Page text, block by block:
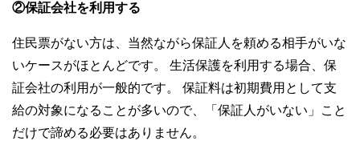
②保証会社を利用する
住民票がない方は、当然ながら保証人を頼める相手がいな
いケースがほとんどです。 生活保護を利用する場合、保
証会社の利用が一般的です。 保証料は初期費用として支
給の対象になることが多いので、「保証人がいない」こと
だけで諦める必要はありません。